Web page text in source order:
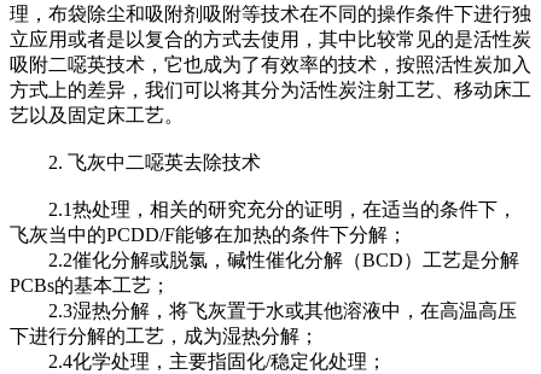
理，布袋除尘和吸附剂吸附等技术在不同的操作条件下进行独
立应用或者是以复合的方式去使用，其中比较常见的是活性炭
吸附二噁英技术，它也成为了有效率的技术，按照活性炭加入
方式上的差异，我们可以将其分为活性炭注射工艺、移动床工
艺以及固定床工艺。
2. 飞灰中二噁英去除技术
2.1热处理，相关的研究充分的证明，在适当的条件下，
飞灰当中的PCDD/F能够在加热的条件下分解；
2.2催化分解或脱氯，碱性催化分解（BCD）工艺是分解
PCBs的基本工艺；
2.3湿热分解，将飞灰置于水或其他溶液中，在高温高压
下进行分解的工艺，成为湿热分解；
2.4化学处理，主要指固化/稳定化处理；